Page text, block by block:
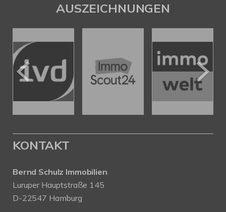
AUSZEICHNUNGEN
KONTAKT
Bernd Schulz Immobilien
Luruper Hauptstraße 145
D-22547 Hamburg